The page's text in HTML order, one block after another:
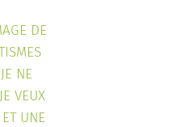
DE
NE
VEUX
UNE